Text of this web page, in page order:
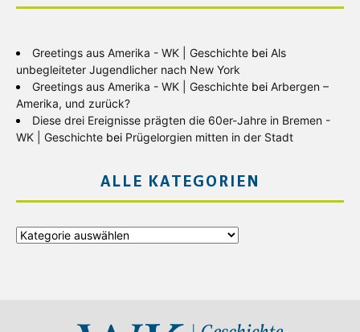
Greetings aus Amerika - WK | Geschichte bei Als
unbegleiteter Jugendlicher nach New York
Greetings aus Amerika - WK | Geschichte bei Arbergen –
Amerika, und zurück?
Diese drei Ereignisse prägten die 60er-Jahre in Bremen -
WK | Geschichte bei Prügelorgien mitten in der Stadt
ALLE KATEGORIEN
Alle